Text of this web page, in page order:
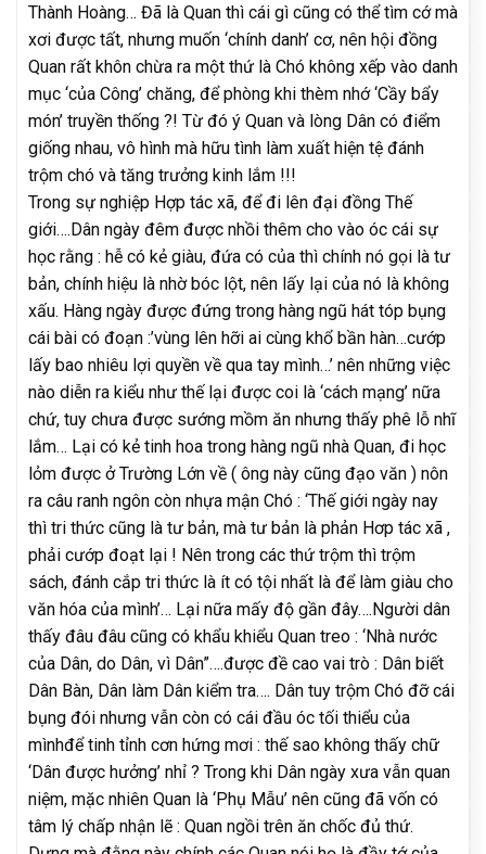
Thành Hoàng… Đã là Quan thì cái gì cũng có thể tìm cớ mà
xơi được tất, nhưng muốn ‘chính danh’ cơ, nên hội đồng
Quan rất khôn chừa ra một thứ là Chó không xếp vào danh
mục ‘của Công’ chăng, để phòng khi thèm nhớ ‘Cầy bẩy
món’ truyền thống ?! Từ đó ý Quan và lòng Dân có điểm
giống nhau, vô hình mà hữu tình làm xuất hiện tệ đánh
trộm chó và tăng trưởng kinh lắm !!!
Trong sự nghiệp Hợp tác xã, để đi lên đại đồng Thế
giới….Dân ngày đêm được nhồi thêm cho vào óc cái sự
học rằng : hễ có kẻ giàu, đứa có của thì chính nó gọi là tư
bản, chính hiệu là nhờ bóc lột, nên lấy lại của nó là không
xấu. Hàng ngày được đứng trong hàng ngũ hát tóp bụng
cái bài có đoạn :’vùng lên hỡi ai cùng khổ bần hàn…cướp
lấy bao nhiêu lợi quyền về qua tay mình…’ nên những việc
nào diễn ra kiểu như thế lại được coi là ‘cách mạng’ nữa
chứ, tuy chưa được sướng mồm ăn nhưng thấy phê lỗ nhĩ
lắm… Lại có kẻ tinh hoa trong hàng ngũ nhà Quan, đi học
lỏm được ở Trường Lớn về ( ông này cũng đạo văn ) nôn
ra câu ranh ngôn còn nhựa mận Chó : ‘Thế giới ngày nay
thì tri thức cũng là tư bản, mà tư bản là phản Hơp tác xã ,
phải cướp đoạt lại ! Nên trong các thứ trộm thì trộm
sách, đánh cắp tri thức là ít có tội nhất là để làm giàu cho
văn hóa của mình’… Lại nữa mấy độ gần đây….Người dân
thấy đâu đâu cũng có khẩu khiểu Quan treo : ‘Nhà nước
của Dân, do Dân, vì Dân”….được đề cao vai trò : Dân biết
Dân Bàn, Dân làm Dân kiểm tra…. Dân tuy trộm Chó đỡ cái
bụng đói nhưng vẫn còn có cái đầu óc tối thiểu của
mìnhđể tinh tỉnh cơn hứng mơi : thế sao không thấy chữ
‘Dân được hưởng’ nhỉ ? Trong khi Dân ngày xưa vẫn quan
niệm, mặc nhiên Quan là ‘Phụ Mẫu’ nên cũng đã vốn có
tâm lý chấp nhận lẽ : Quan ngồi trên ăn chốc đủ thứ.